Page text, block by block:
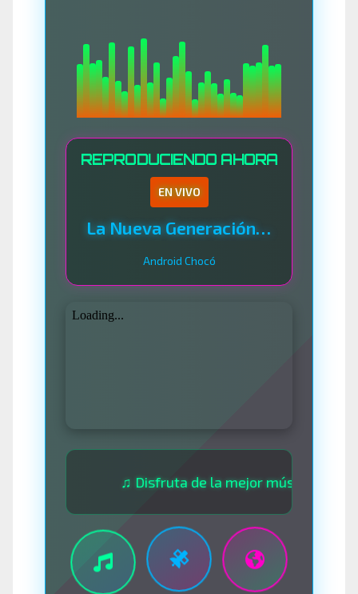
REPRODUCIENDO AHORA
EN VIVO
La Nueva Generación Del Sistema
Android Chocó
♫ Disfruta de la mejor música las 24 horas